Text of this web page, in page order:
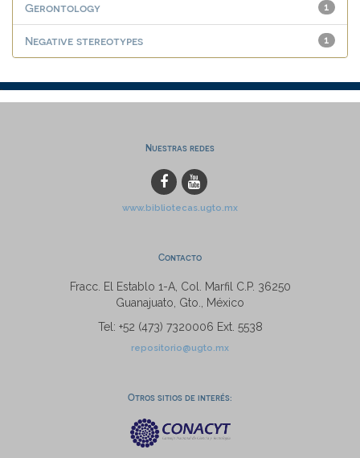
1
Gerontology
1
Negative stereotypes
Nuestras redes
www.bibliotecas.ugto.mx
Contacto
Fracc. El Establo 1-A, Col. Marfil C.P. 36250
Guanajuato, Gto., México
Tel: +52 (473) 7320006 Ext. 5538
repositorio@ugto.mx
Otros sitios de interés: